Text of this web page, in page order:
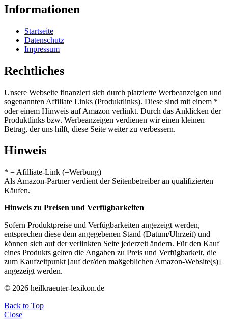
Informationen
Startseite
Datenschutz
Impressum
Rechtliches
Unsere Webseite finanziert sich durch platzierte Werbeanzeigen und
sogenannten Affiliate Links (Produktlinks). Diese sind mit einem *
oder einem Hinweis auf Amazon verlinkt. Durch das Anklicken der
Produktlinks bzw. Werbeanzeigen verdienen wir einen kleinen
Betrag, der uns hilft, diese Seite weiter zu verbessern.
Hinweis
* = Afilliate-Link (=Werbung)
Als Amazon-Partner verdient der Seitenbetreiber an qualifizierten
Käufen.
Hinweis zu Preisen und Verfügbarkeiten
Sofern Produktpreise und Verfügbarkeiten angezeigt werden,
entsprechen diese dem angegebenen Stand (Datum/Uhrzeit) und
können sich auf der verlinkten Seite jederzeit ändern. Für den Kauf
eines Produkts gelten die Angaben zu Preis und Verfügbarkeit, die
zum Kaufzeitpunkt [auf der/den maßgeblichen Amazon-Website(s)]
angezeigt werden.
© 2026 heilkraeuter-lexikon.de
Back to Top
Close